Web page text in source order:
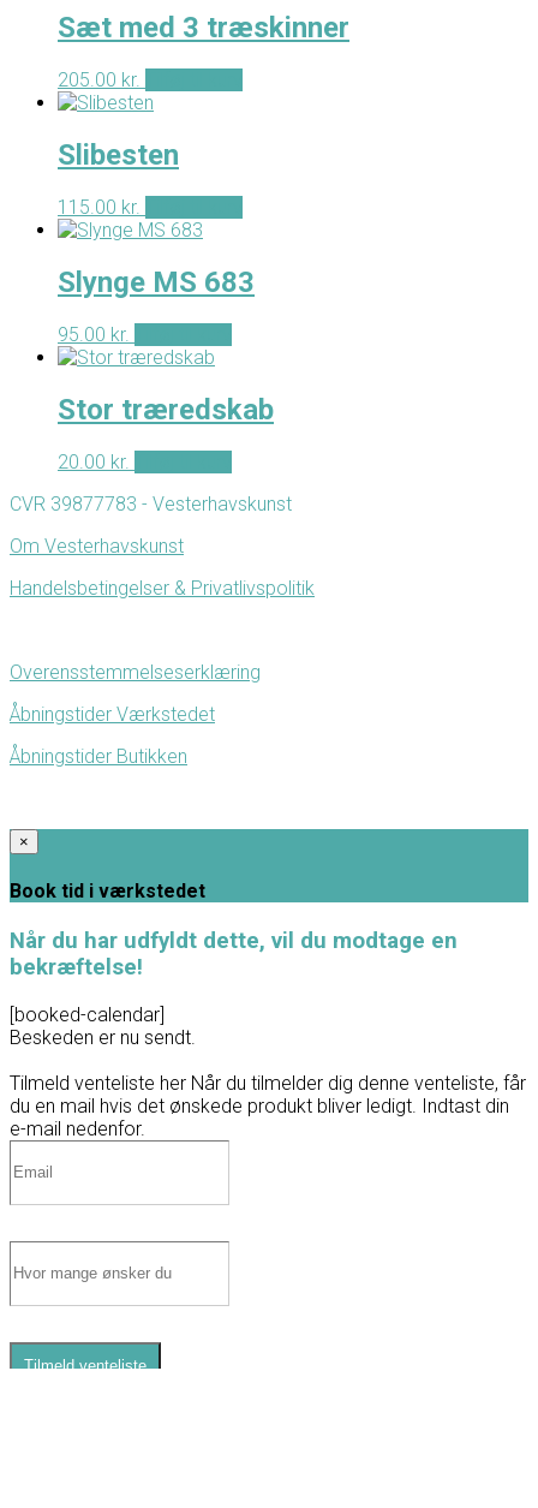
Sæt med 3 træskinner
205.00 kr.
Slibesten
115.00 kr.
Slynge MS 683
95.00 kr.
Stor træredskab
20.00 kr.
CVR 39877783 - Vesterhavskunst
Om Vesterhavskunst
Handelsbetingelser & Privatlivspolitik
Overensstemmelseserklæring
Åbningstider Værkstedet
Åbningstider Butikken
×
Book tid i værkstedet
Når du har udfyldt dette, vil du modtage en
bekræftelse!
[booked-calendar]
Beskeden er nu sendt.
Tilmeld venteliste her Når du tilmelder dig denne venteliste, får
du en mail hvis det ønskede produkt bliver ledigt. Indtast din
e-mail nedenfor.
Tilmeld venteliste